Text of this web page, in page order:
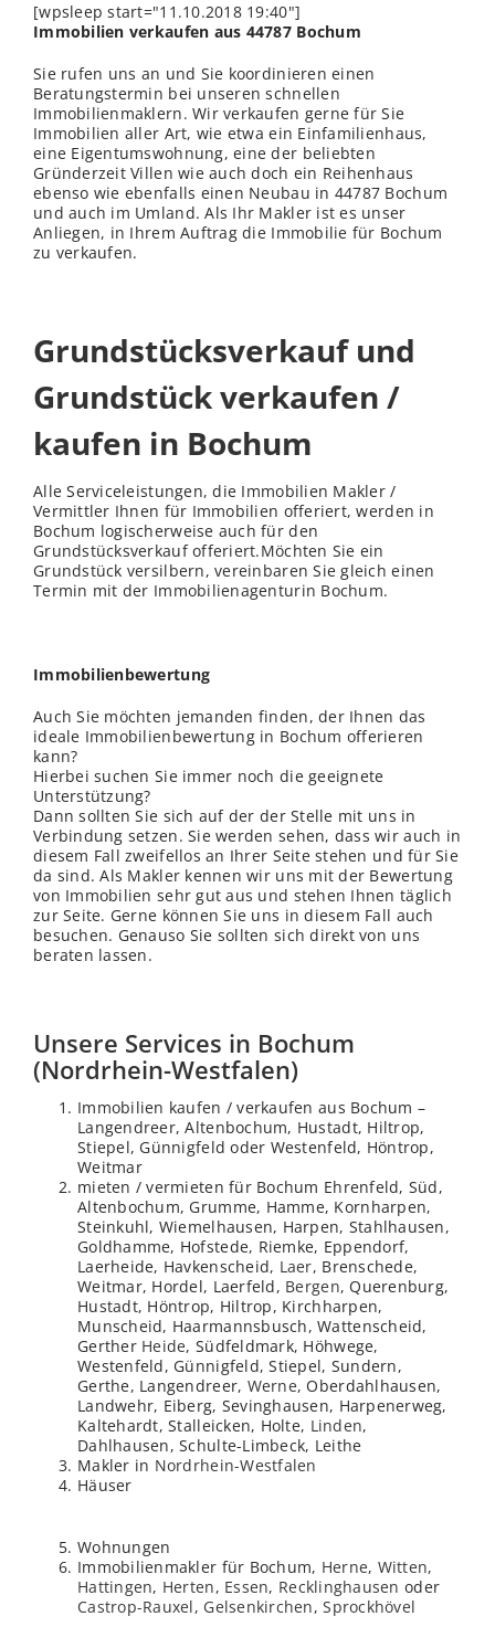
[wpsleep start="11.10.2018 19:40"]
Immobilien verkaufen aus 44787 Bochum
Sie rufen uns an und Sie koordinieren einen
Beratungstermin bei unseren schnellen
Immobilienmaklern. Wir verkaufen gerne für Sie
Immobilien aller Art, wie etwa ein Einfamilienhaus,
eine Eigentumswohnung, eine der beliebten
Gründerzeit Villen wie auch doch ein Reihenhaus
ebenso wie ebenfalls einen Neubau in 44787 Bochum
und auch im Umland. Als Ihr Makler ist es unser
Anliegen, in Ihrem Auftrag die Immobilie für Bochum
zu verkaufen.
Grundstücksverkauf und
Grundstück verkaufen /
kaufen in Bochum
Alle Serviceleistungen, die Immobilien Makler /
Vermittler Ihnen für Immobilien offeriert, werden in
Bochum logischerweise auch für den
Grundstücksverkauf offeriert.Möchten Sie ein
Grundstück versilbern, vereinbaren Sie gleich einen
Termin mit der Immobilienagenturin Bochum.
Immobilienbewertung
Auch Sie möchten jemanden finden, der Ihnen das
ideale Immobilienbewertung in Bochum offerieren
kann?
Hierbei suchen Sie immer noch die geeignete
Unterstützung?
Dann sollten Sie sich auf der der Stelle mit uns in
Verbindung setzen. Sie werden sehen, dass wir auch in
diesem Fall zweifellos an Ihrer Seite stehen und für Sie
da sind. Als Makler kennen wir uns mit der Bewertung
von Immobilien sehr gut aus und stehen Ihnen täglich
zur Seite. Gerne können Sie uns in diesem Fall auch
besuchen. Genauso Sie sollten sich direkt von uns
beraten lassen.
Unsere Services in Bochum
(Nordrhein-Westfalen)
Immobilien kaufen / verkaufen aus Bochum –
Langendreer, Altenbochum, Hustadt, Hiltrop,
Stiepel, Günnigfeld oder Westenfeld, Höntrop,
Weitmar
mieten / vermieten für Bochum Ehrenfeld, Süd,
Altenbochum, Grumme, Hamme, Kornharpen,
Steinkuhl, Wiemelhausen, Harpen, Stahlhausen,
Goldhamme, Hofstede, Riemke, Eppendorf,
Laerheide, Havkenscheid, Laer, Brenschede,
Weitmar, Hordel, Laerfeld, Bergen, Querenburg,
Hustadt, Höntrop, Hiltrop, Kirchharpen,
Munscheid, Haarmannsbusch, Wattenscheid,
Gerther Heide, Südfeldmark, Höhwege,
Westenfeld, Günnigfeld, Stiepel, Sundern,
Gerthe, Langendreer, Werne, Oberdahlhausen,
Landwehr, Eiberg, Sevinghausen, Harpenerweg,
Kaltehardt, Stalleicken, Holte, Linden,
Dahlhausen, Schulte-Limbeck, Leithe
Makler in Nordrhein-Westfalen
Häuser
Wohnungen
Immobilienmakler für Bochum, Herne, Witten,
Hattingen, Herten, Essen, Recklinghausen oder
Castrop-Rauxel, Gelsenkirchen,Sprockhövel